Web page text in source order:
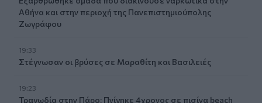
Αθήνα και στην περιοχή της Πανεπιστημιούπολης
Ζωγράφου
19:33
Στέγνωσαν οι βρύσες σε Μαραθίτη και Βασιλειές
19:23
Τραγωδία στην Πάρο: Πνίγηκε 4χρονος σε πισίνα beach